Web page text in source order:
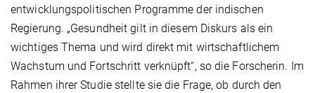
entwicklungspolitischen Programme der indischen
Regierung. „Gesundheit gilt in diesem Diskurs als ein
wichtiges Thema und wird direkt mit wirtschaftlichem
Wachstum und Fortschritt verknüpft“, so die Forscherin. Im
Rahmen ihrer Studie stellte sie die Frage, ob durch den